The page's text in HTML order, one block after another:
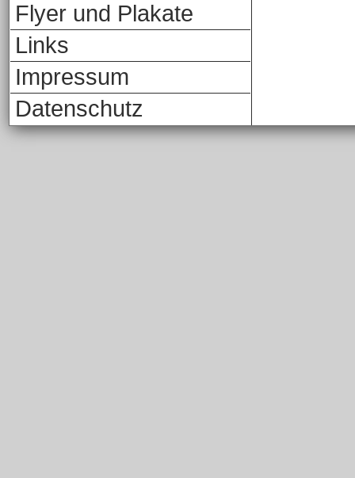
Flyer und Plakate
Links
Impressum
Datenschutz